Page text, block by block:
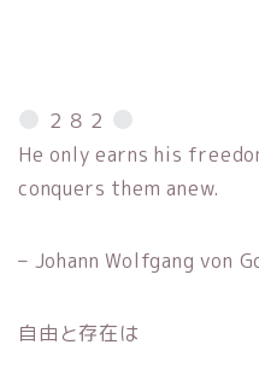
２８２
He only earns his
conquers them anew.
– Johann Wolfgang von
自由と存在は